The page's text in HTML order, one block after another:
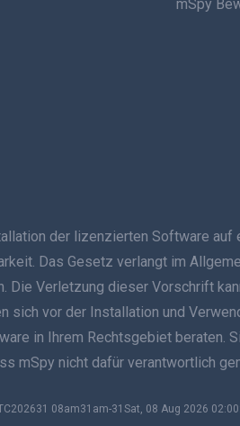
mSpy
der lizenzierten Software
Das Gesetz verlangt im
Verletzung dieser Vorschrift
vor der Installation und
in Ihrem Rechtsgebiet beraten.
mSpy nicht dafür verantwortlich
08am31am-31Sat, 08 Aug 2026